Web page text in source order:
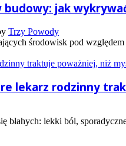
jak
Trzy Powody
środowisk pod
lekarz rodzinny
lekki ból,